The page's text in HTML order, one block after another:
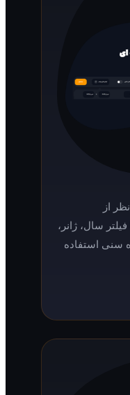
از
سال، ژانر،
سنی استفاده